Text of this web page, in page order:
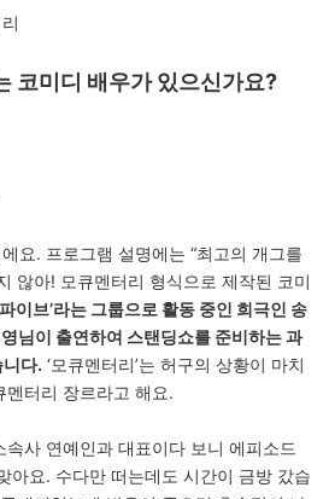
코미디 배우가 있으신가요?
에요. 프로그램 설명에는 “최고의 개그를
않아! 모큐멘터리 형식으로 제작된 코미
이브’라는 그룹으로 활동 중인 희극인 송
님이 출연하여 스탠딩쇼를 준비하는 과
니다. ‘모큐멘터리’는 허구의 상황이 마치
멘터리 장르라고 해요.
사 연예인과 대표이다 보니 에피소드
아요. 수다만 떠는데도 시간이 금방 갔습